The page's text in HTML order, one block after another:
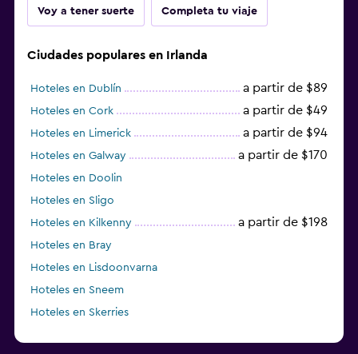
Voy a tener suerte Completa tu viaje
Ciudades populares en Irlanda
Hoteles en Dublín a partir de $89
Hoteles en Cork a partir de $49
Hoteles en Limerick a partir de $94
Hoteles en Galway a partir de $170
Hoteles en Doolin
Hoteles en Sligo
Hoteles en Kilkenny
a partir de $198
Hoteles en Bray
Hoteles en Lisdoonvarna
Hoteles en Sneem
Hoteles en Skerries